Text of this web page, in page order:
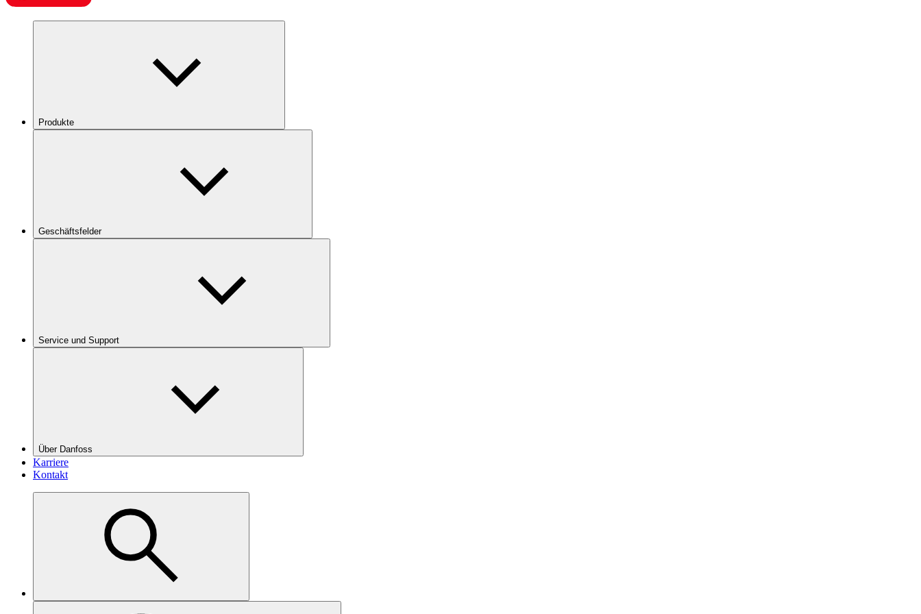
Produkte
Geschäftsfelder
Service und Support
Über Danfoss
Karriere
Kontakt